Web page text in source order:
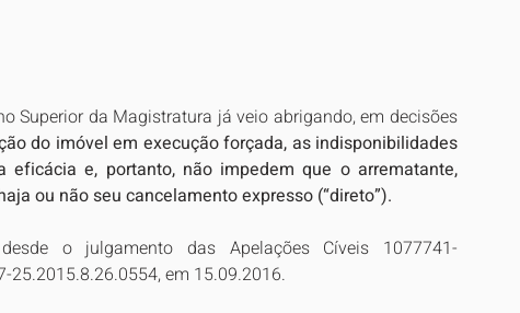
Superior da Magistratura já veio abrigando, em decisões
do imóvel em execução forçada, as indisponibilidades
e, portanto, não impedem que o arrematante,
ou não seu cancelamento expresso (“direto”).
o julgamento das Apelações Cíveis 1077741-
25.2015.8.26.0554, em 15.09.2016.